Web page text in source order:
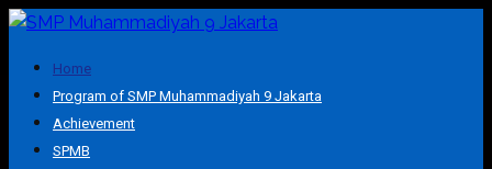
SMP Muhammadiyah 9 Jakarta
Smart School
Home
Program of SMP Muhammadiyah 9 Jakarta
Achievement
SPMB